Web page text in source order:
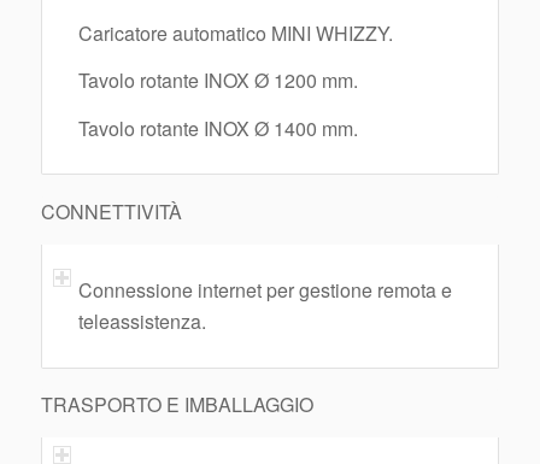
Caricatore automatico MINI WHIZZY.
Tavolo rotante INOX Ø 1200 mm.
Tavolo rotante INOX Ø 1400 mm.
CONNETTIVITÀ
Connessione internet per gestione remota e
teleassistenza.
TRASPORTO E IMBALLAGGIO